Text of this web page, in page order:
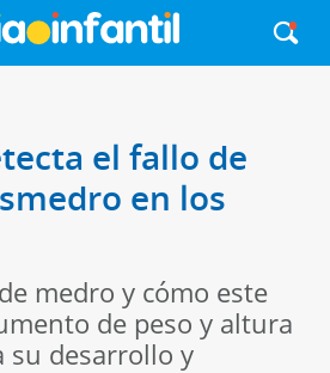
el fallo de
en los
medro y cómo este
de peso y altura
su desarrollo y